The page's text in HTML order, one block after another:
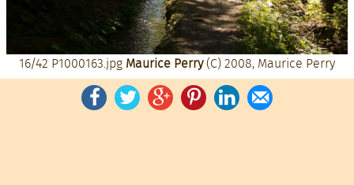
16/42 P1000163.jpg Maurice Perry(C) 2008, Maurice Perry